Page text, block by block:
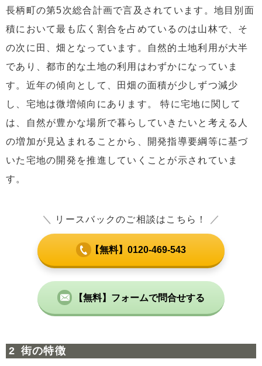
長柄町の第5次総合計画で言及されています。地目別面
積において最も広く割合を占めているのは山林で、そ
の次に田、畑となっています。自然的土地利用が大半
であり、都市的な土地の利用はわずかになっていま
す。近年の傾向として、田畑の面積が少しずつ減少
し、宅地は微増傾向にあります。 特に宅地に関して
は、自然が豊かな場所で暮らしていきたいと考える人
の増加が見込まれることから、開発指導要綱等に基づ
いた宅地の開発を推進していくことが示されていま
す。
＼ リースバックのご相談はこちら！ ／
【無料】0120-469-543
【無料】フォームで問合せする
街の特徴